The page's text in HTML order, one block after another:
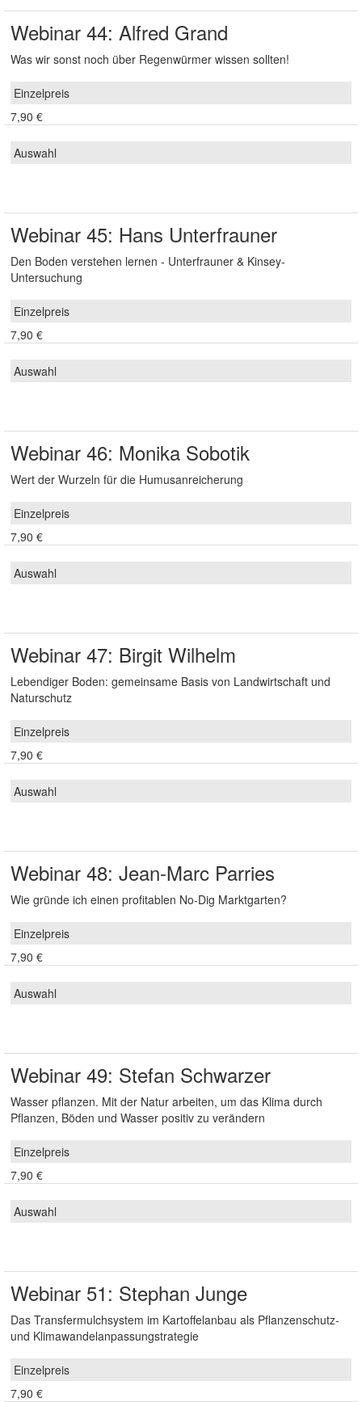
Webinar 44: Alfred Grand
Was wir sonst noch über Regenwürmer wissen sollten!
7,90 €
Webinar 45: Hans Unterfrauner
Den Boden verstehen lernen - Unterfrauner & Kinsey-
Untersuchung
7,90 €
Webinar 46: Monika Sobotik
Wert der Wurzeln für die Humusanreicherung
7,90 €
Webinar 47: Birgit Wilhelm
Lebendiger Boden: gemeinsame Basis von Landwirtschaft und
Naturschutz
7,90 €
Webinar 48: Jean-Marc Parries
Wie gründe ich einen profitablen No-Dig Marktgarten?
7,90 €
Webinar 49: Stefan Schwarzer
Wasser pflanzen. Mit der Natur arbeiten, um das Klima durch
Pflanzen, Böden und Wasser positiv zu verändern
7,90 €
Webinar 51: Stephan Junge
Das Transfermulchsystem im Kartoffelanbau als Pflanzenschutz-
und Klimawandelanpassungstrategie
7,90 €